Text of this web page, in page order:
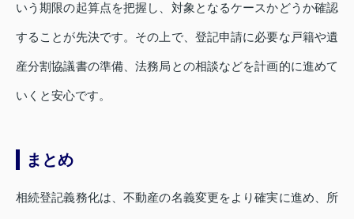
いう期限の起算点を把握し、対象となるケースかどうか確認
することが先決です。その上で、登記申請に必要な戸籍や遺
産分割協議書の準備、法務局との相談などを計画的に進めて
いくと安心です。
まとめ
相続登記義務化は、不動産の名義変更をより確実に進め、所